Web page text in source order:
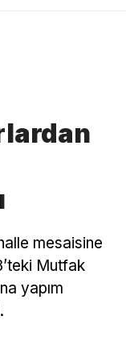
mesaisine
Mutfak
yapım